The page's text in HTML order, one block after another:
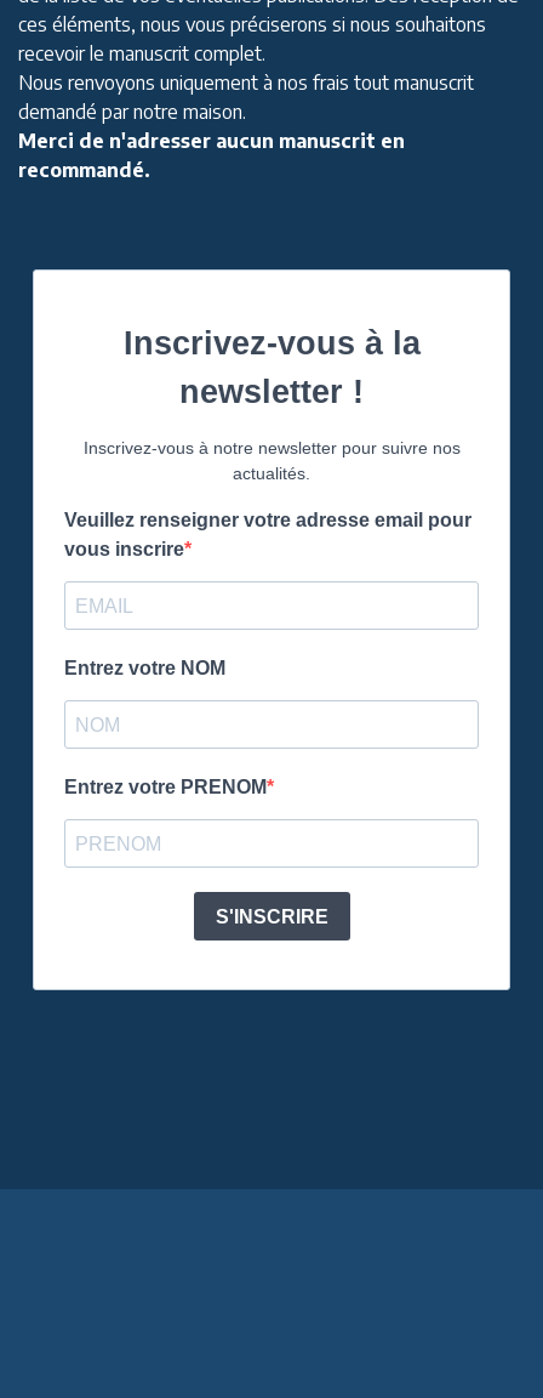
ces éléments, nous vous préciserons si nous souhaitons
recevoir le manuscrit complet.
Nous renvoyons uniquement à nos frais tout manuscrit
demandé par notre maison.
Merci de n'adresser aucun manuscrit en
recommandé.
Inscrivez-vous à la
newsletter !
Inscrivez-vous à notre newsletter pour suivre nos
actualités.
Veuillez renseigner votre adresse email pour
vous inscrire
Entrez votre NOM
Entrez votre PRENOM
S'INSCRIRE